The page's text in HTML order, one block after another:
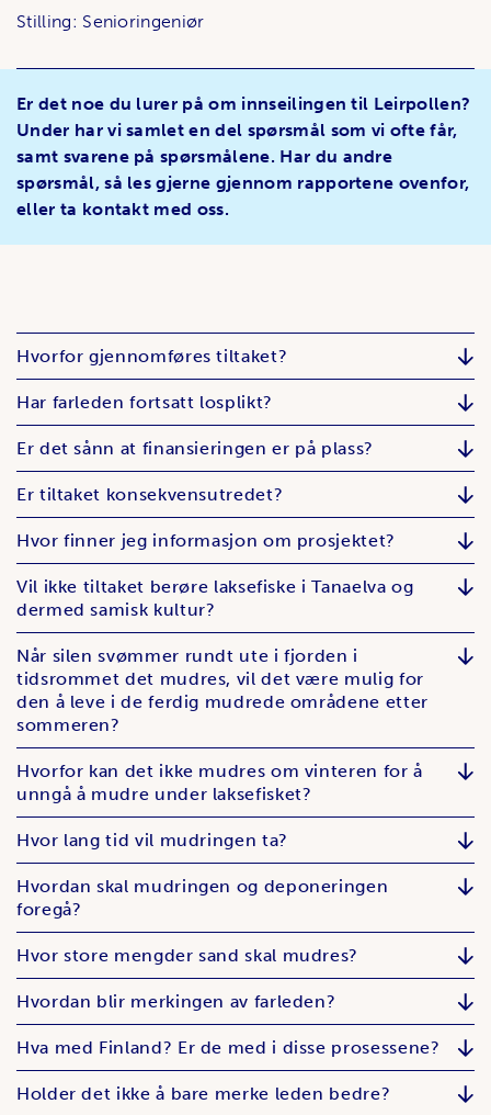
Stilling: Senioringeniør
Er det noe du lurer på om innseilingen til Leirpollen?
Under har vi samlet en del spørsmål som vi ofte får,
samt svarene på spørsmålene. Har du andre
spørsmål, så les gjerne gjennom rapportene ovenfor,
eller ta kontakt med oss.
Hvorfor gjennomføres tiltaket?
Har farleden fortsatt losplikt?
Er det sånn at finansieringen er på plass?
Er tiltaket konsekvensutredet?
Hvor finner jeg informasjon om prosjektet?
Vil ikke tiltaket berøre laksefiske i Tanaelva og
dermed samisk kultur?
Når silen svømmer rundt ute i fjorden i
tidsrommet det mudres, vil det være mulig for
den å leve i de ferdig mudrede områdene etter
sommeren?
Hvorfor kan det ikke mudres om vinteren for å
unngå å mudre under laksefisket?
Hvor lang tid vil mudringen ta?
Hvordan skal mudringen og deponeringen
foregå?
Hvor store mengder sand skal mudres?
Hvordan blir merkingen av farleden?
Hva med Finland? Er de med i disse prosessene?
Holder det ikke å bare merke leden bedre?